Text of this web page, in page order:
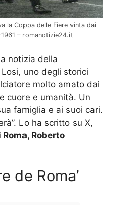
la Coppa delle Fiere vinta dai
– romanotizie24.it
notizia della
Losi, uno degli storici
molto amato dai
cuore e umanità. Un
famiglia e ai suoi cari.
Lo ha scritto su X,
Roberto
de Roma’